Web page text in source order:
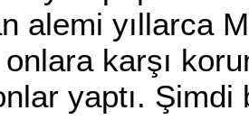
alemi yıllarca
karşı
yaptı. Şimdi